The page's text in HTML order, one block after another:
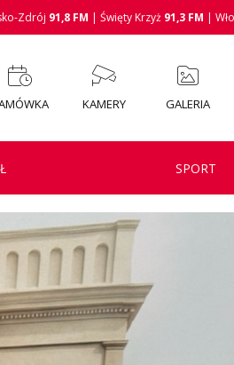
Zdrój 91,8 FM | Święty Krzyż 91,3 FM |
KAMERY GALERIA
SPORT